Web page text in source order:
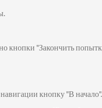
кнопки "Закончить
кнопку "В начало".